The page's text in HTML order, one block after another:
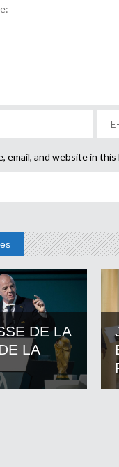
email, and website in
DE LA
LA